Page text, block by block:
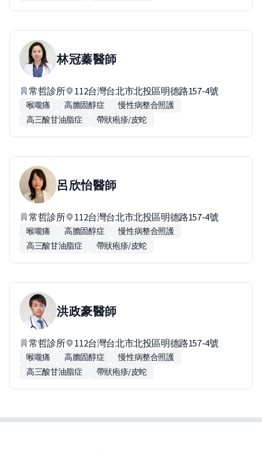
林冠蓁醫師
常哲診所 112台灣台北市北投區明德路157-4號
喉嚨痛 高膽固醇症
慢性病整合照護
高三酸甘油脂症
帶狀疱疹/皮蛇
呂欣怡醫師
常哲診所 112台灣台北市北投區明德路157-4號
喉嚨痛 高膽固醇症
慢性病整合照護
高三酸甘油脂症
帶狀疱疹/皮蛇
洪政豪醫師
常哲診所 112台灣台北市北投區明德路157-4號
喉嚨痛 高膽固醇症
慢性病整合照護
高三酸甘油脂症
帶狀疱疹/皮蛇